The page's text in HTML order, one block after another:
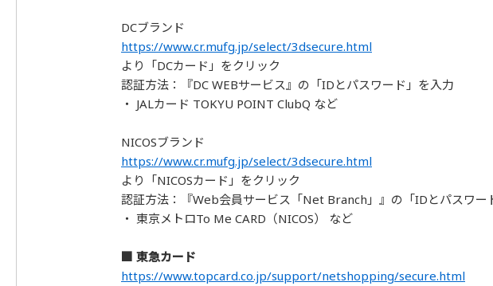
DCブランド
https://www.cr.mufg.jp/select/3dsecure.html
より「DCカード」をクリック
認証方法：『DC WEBサービス』の「IDとパスワード」を入力
・ JALカード TOKYU POINT ClubQ など
NICOSブランド
https://www.cr.mufg.jp/select/3dsecure.html
より「NICOSカード」をクリック
認証方法：『Web会員サービス「Net Branch」』の「IDとパスワー
・ 東京メトロTo Me CARD（NICOS） など
■ 東急カード
https://www.topcard.co.jp/support/netshopping/secure.html